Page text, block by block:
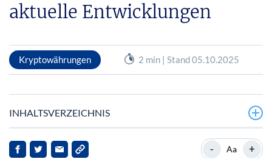
aktuelle Entwicklungen
Kryptowährungen 2 min | Stand 05.10.2025
INHALTSVERZEICHNIS
Cardanos aktuelles Umfeld
- Aa +